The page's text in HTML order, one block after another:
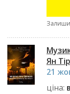
Ян
21
ціна: